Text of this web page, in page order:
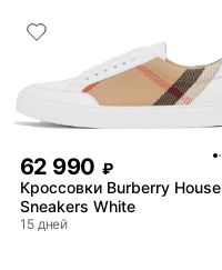
62 990 ₽
Кроссовки Burberry House
Sneakers White
15 дней